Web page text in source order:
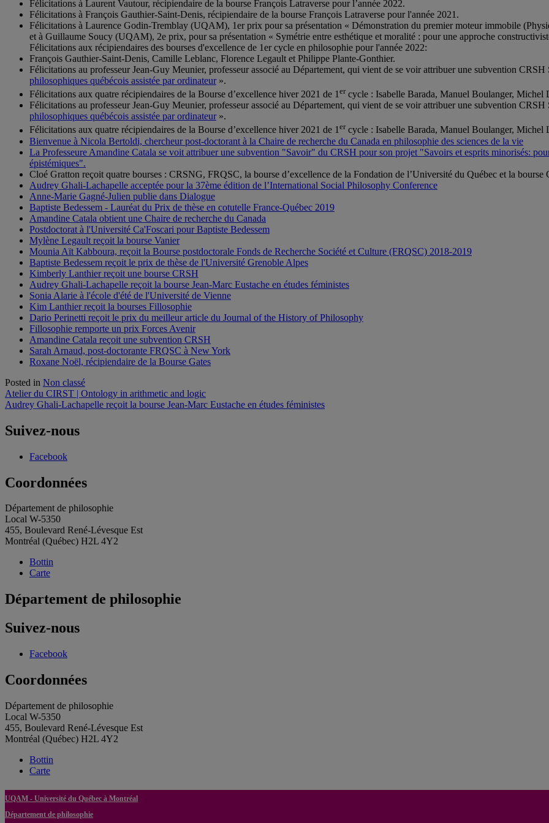
Félicitations à Laurent Vautour, récipiendaire de la bourse François Latraverse pour l’année 2022.
Félicitations à François Gauthier-Saint-Denis, récipiendaire de la bourse François Latraverse pour l'année 2021.
Félicitations à Laurence Godin-Tremblay (UQAM), 1er prix pour sa présentation « Démonstration du premier moteur immobile
et à Guillaume Soucy (UQAM), 2e prix, pour sa présentation « Symétrie entre esthétique et moralité : pour une approche
Félicitations aux récipiendaires des bourses d'excellence de 1er cycle en philosophie pour l'année 2022:
François Gauthier-Saint-Denis, Camille Leblanc, Florence Legault et Philippe Plante-Gonthier.
Félicitations au professeur Jean-Guy Meunier, professeur associé au Département, qui vient de se voir attribuer une subvention
philosophiques québécois assistée par ordinateur».
Félicitations aux quatre récipiendaires de la Bourse d’excellence hiver 2021 de 1er cycle : Isabelle Barada, Manuel Boulanger, Michel
Félicitations au professeur Jean-Guy Meunier, professeur associé au Département, qui vient de se voir attribuer une subvention
philosophiques québécois assistée par ordinateur».
Félicitations aux quatre récipiendaires de la Bourse d’excellence hiver 2021 de 1er cycle : Isabelle Barada, Manuel Boulanger, Michel
Bienvenue à Nicola Bertoldi, chercheur post-doctorant à la Chaire de recherche du Canada en philosophie des sciences de la vie
La Professeure Amandine Catala se voit attribuer une subvention "Savoir" du CRSH pour son projet "Savoirs et esprits minorisés:
épistémiques".
Cloé Gratton reçoit quatre bourses : CRSNG, FRQSC, la bourse d’excellence de la Fondation de l’Université du Québec et la
Audrey Ghali-Lachapelle acceptée pour la 37ème édition de l’International Social Philosophy Conference
Anne-Marie Gagné-Julien publie dans Dialogue
Baptiste Bedessem - Lauréat du Prix de thèse en cotutelle France-Québec 2019
Amandine Catala obtient une Chaire de recherche du Canada
Postdoctorat à l'Université Ca'Foscari pour Baptiste Bedessem
Mylène Legault reçoit la bourse Vanier
Mounia Aït Kabboura, reçoit la Bourse postdoctorale Fonds de Recherche Société et Culture (FRQSC) 2018-2019
Baptiste Bedessem reçoit le prix de thèse de l'Université Grenoble Alpes
Kimberly Lanthier reçoit une bourse CRSH
Audrey Ghali-Lachapelle reçoit la bourse Jean-Marc Eustache en études féministes
Sonia Alarie à l'école d'été de l'Université de Vienne
Kim Lanthier reçoit la bourses Fillosophie
Dario Perinetti reçoit le prix du meilleur article du Journal of the History of Philosophy
Fillosophie remporte un prix Forces Avenir
Amandine Catala reçoit une subvention CRSH
Sarah Arnaud, post-doctorante FRQSC à New York
Roxane Noël, récipiendaire de la Bourse Gates
Posted in Non classé
Navigation
de
l'article
Atelier du CIRST | Ontology in arithmetic and logic
Audrey Ghali-Lachapelle reçoit la bourse Jean-Marc Eustache en études féministes
Suivez-nous
Facebook
Coordonnées
Département de philosophie
Local W-5350
455, Boulevard René-Lévesque Est
Montréal (Québec) H2L 4Y2
Bottin
Carte
Département de philosophie
Suivez-nous
Facebook
Coordonnées
Département de philosophie
Local W-5350
455, Boulevard René-Lévesque Est
Montréal (Québec) H2L 4Y2
Bottin
Carte
UQAM - Université du Québec à Montréal
Département de philosophie